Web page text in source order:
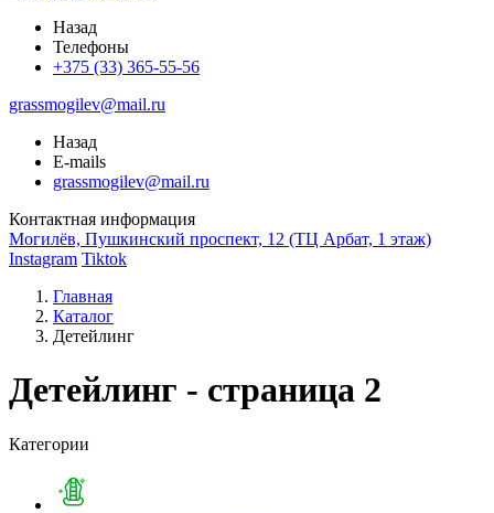
Назад
Телефоны
+375 (33) 365-55-56
grassmogilev@mail.ru
Назад
E-mails
grassmogilev@mail.ru
Контактная информация
Могилёв, Пушкинский проспект, 12 (ТЦ Арбат, 1 этаж)
Instagram Tiktok
Главная
Каталог
Детейлинг
Детейлинг - страница 2
Категории